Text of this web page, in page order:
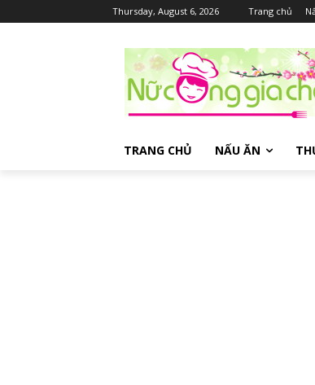
Thursday, August 6, 2026 Trang chủ
TRANG CHỦ NẤU ĂN